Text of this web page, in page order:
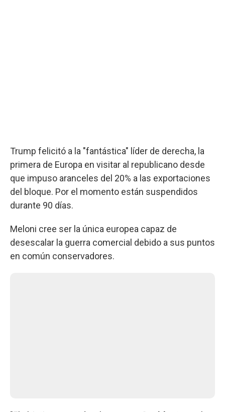
Trump felicitó a la "fantástica" líder de derecha, la
primera de Europa en visitar al republicano desde
que impuso aranceles del 20% a las exportaciones
del bloque. Por el momento están suspendidos
durante 90 días.
Meloni cree ser la única europea capaz de
desescalar la guerra comercial debido a sus puntos
en común conservadores.